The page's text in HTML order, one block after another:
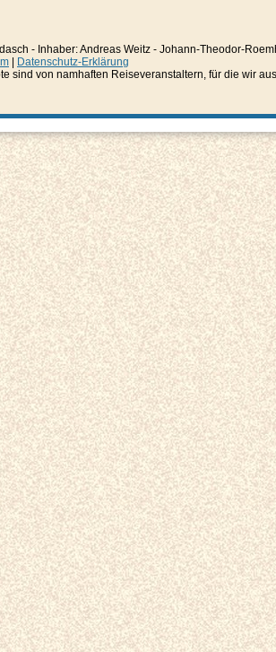
- Inhaber: Andreas Weitz - Johann-Theodor-
Datenschutz-Erklärung
sind von namhaften Reiseveranstaltern, für die wir